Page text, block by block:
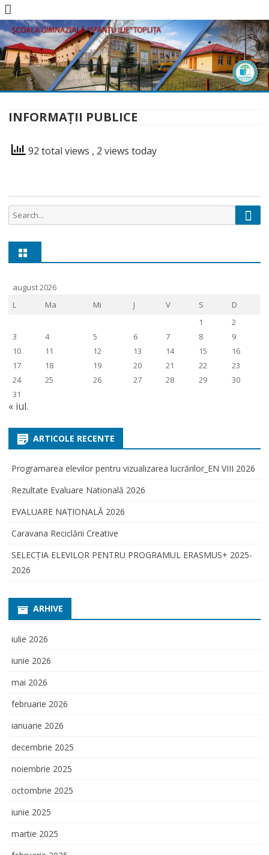
Skip
content
INFORMAŢII PUBLICE
92 total views , 2 views today
Search
for:
august 2026
L
Ma Mi J V S
D
1
2
3
4 5 6 7 8
9
10
11 12 13 14 15
16
17
18 19 20 21 22
23
24
25 26 27 28 29
30
31
« iul.
ARTICOLE RECENTE
Programarea elevilor pentru vizualizarea lucrărilor_EN VIII 2026
Rezultate Evaluare Natională 2026
EVALUARE NAŢIONALĂ 2026
Caravana Reciclării Creative
SELECŢIA ELEVILOR PENTRU PROGRAMUL ERASMUS+ 2025-
2026
ARHIVE
iulie 2026
iunie 2026
mai 2026
februarie 2026
ianuarie 2026
decembrie 2025
noiembrie 2025
octombrie 2025
iunie 2025
martie 2025